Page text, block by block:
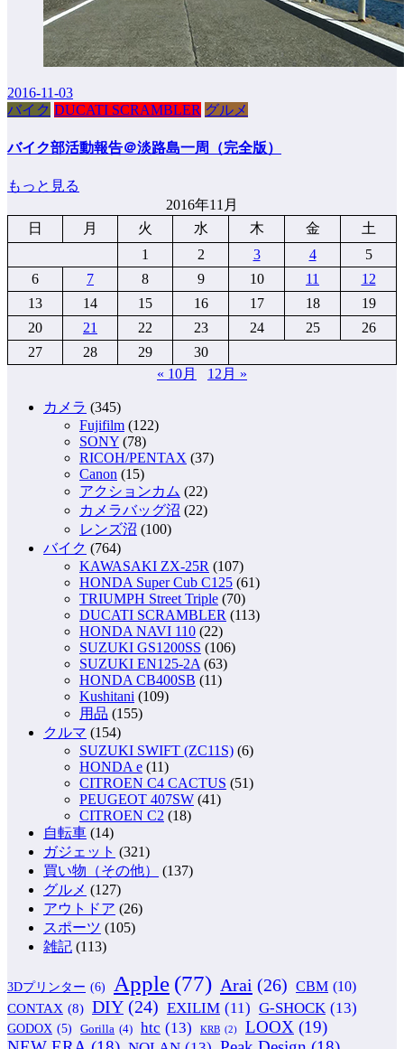
2016-11-03
バイク DUCATI SCRAMBLER グルメ
バイク部活動報告＠淡路島一周（完全版）
もっと見る
2016年11月
日
月 火 水 木 金
土
1
2 3 4
5
6
7 8 9 10 11
12
13
14 15 16 17 18
19
20
21 22 23 24 25
26
27
28 29
30
« 10月
12月 »
カメラ (345)
Fujifilm (122)
SONY (78)
RICOH/PENTAX (37)
Canon (15)
アクションカム (22)
カメラバッグ沼 (22)
レンズ沼 (100)
バイク (764)
KAWASAKI ZX-25R (107)
HONDA Super Cub C125 (61)
TRIUMPH Street Triple (70)
DUCATI SCRAMBLER (113)
HONDA NAVI 110 (22)
SUZUKI GS1200SS (106)
SUZUKI EN125-2A(63)
HONDA CB400SB (11)
Kushitani (109)
用品 (155)
クルマ (154)
SUZUKI SWIFT (ZC11S) (6)
HONDA e (11)
CITROEN C4 CACTUS (51)
PEUGEOT 407SW (41)
CITROEN C2 (18)
自転車 (14)
ガジェット (321)
買い物（その他）
(137)
グルメ (127)
アウトドア (26)
スポーツ (105)
雑記 (113)
3Dプリンター (6) Apple (77) Arai (26) CBM (10)
CONTAX (8) DIY (24) EXILIM (11) G-SHOCK (13)
GODOX (5) Gorilla (4) htc (13) KRB (2) LOOX (19)